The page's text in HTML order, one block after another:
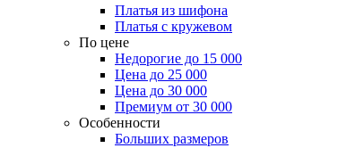
Платья из шифона
Платья с кружевом
По цене
Недорогие до 15 000
Цена до 25 000
Цена до 30 000
Премиум от 30 000
Особенности
Больших размеров